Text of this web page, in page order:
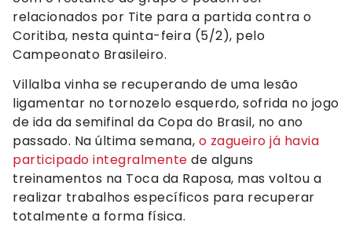
relacionados por Tite para a partida contra o
Coritiba, nesta quinta-feira (5/2), pelo
Campeonato Brasileiro.
Villalba vinha se recuperando de uma lesão
ligamentar no tornozelo esquerdo, sofrida no jogo
de ida da semifinal da Copa do Brasil, no ano
passado. Na última semana, o zagueiro já havia
participado integralmente de alguns
treinamentos na Toca da Raposa, mas voltou a
realizar trabalhos específicos para recuperar
totalmente a forma física.